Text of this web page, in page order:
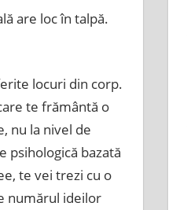
are loc în talpă.
locuri din corp.
te frământă o
nu la nivel de
psihologică bazată
te vei trezi cu o
numărul ideilor